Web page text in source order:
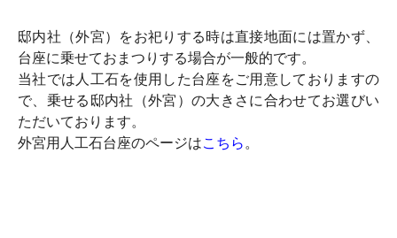
邸内社（外宮）をお祀りする時は直接地面には置かず、
台座に乗せておまつりする場合が一般的です。
当社では人工石を使用した台座をご用意しておりますの
で、乗せる邸内社（外宮）の大きさに合わせてお選びい
ただいております。
外宮用人工石台座のページはこちら 。